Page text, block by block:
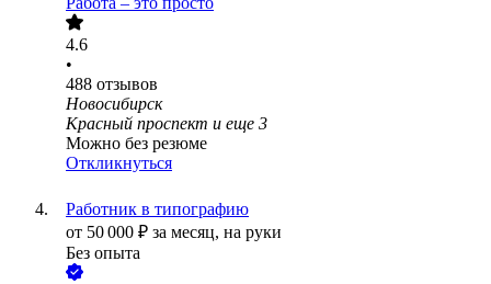
4.6
•
488 отзывов
Новосибирск
Красный проспект и еще 3
Можно без резюме
Откликнуться
Работник в типографию
от 50 000 ₽ за месяц, на руки
Без опыта